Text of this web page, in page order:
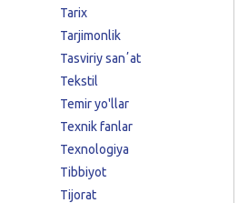
Tarix
Tarjimonlik
Tasviriy sanʼat
Tekstil
Temir yo'llar
Texnik fanlar
Texnologiya
Tibbiyot
Tijorat